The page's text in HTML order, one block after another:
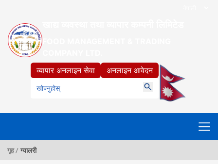
FOOD MANAGEMENT & TRADING
व्यापार अनलाइन सेवा
अनलाइन आवेदन
गृह / ग्यालरी